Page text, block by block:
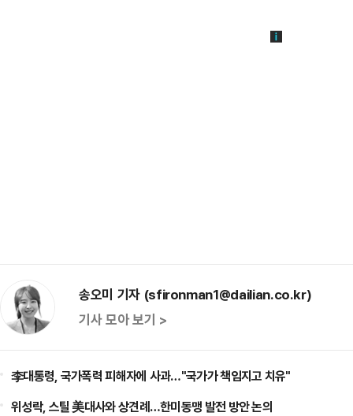
송오미 기자 (sfironman1@dailian.co.kr)
기사 모아 보기 >
李대통령, 국가폭력 피해자에 사과…"국가가 책임지고 치유"
위성락, 스틸 美대사와 상견례…한미동맹 발전 방안 논의